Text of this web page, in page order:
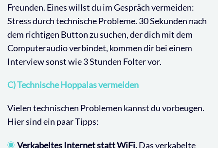
Freunden. Eines willst du im Gespräch vermeiden:
Stress durch technische Probleme. 30 Sekunden nach
dem richtigen Button zu suchen, der dich mit dem
Computeraudio verbindet, kommen dir bei einem
Interview sonst wie 3 Stunden Folter vor.
C) Technische Hoppalas vermeiden
Vielen technischen Problemen kannst du vorbeugen.
Hier sind ein paar Tipps:
Verkabeltes Internet statt WiFi.Das verkabelte